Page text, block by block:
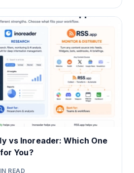
vs Inoreader: Which One
You?
READ